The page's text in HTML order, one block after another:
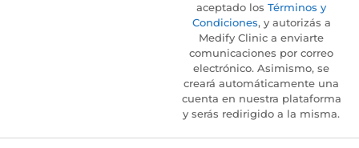
aceptado los Términos y
Condiciones, y autorizás a
Medify Clinic a enviarte
comunicaciones por correo
electrónico. Asimismo, se
creará automáticamente una
cuenta en nuestra plataforma
y serás redirigido a la misma.